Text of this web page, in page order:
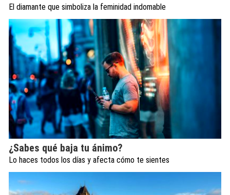
El diamante que simboliza la feminidad indomable
¿Sabes qué baja tu ánimo?
Lo haces todos los días y afecta cómo te sientes